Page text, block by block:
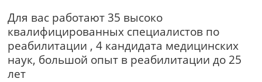
Для вас работают 35 высоко
квалифицированных специалистов по
реабилитации , 4 кандидата медицинских
наук, большой опыт в реабилитации до 25
лет